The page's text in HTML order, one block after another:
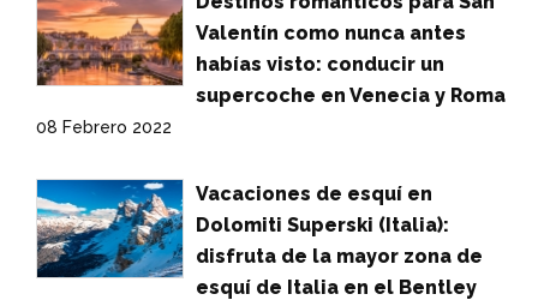
Valentín como nunca antes
habías visto: conducir un
supercoche en Venecia y Roma
08 Febrero 2022
Vacaciones de esquí en
Dolomiti Superski (Italia):
disfruta de la mayor zona de
esquí de Italia en el Bentley